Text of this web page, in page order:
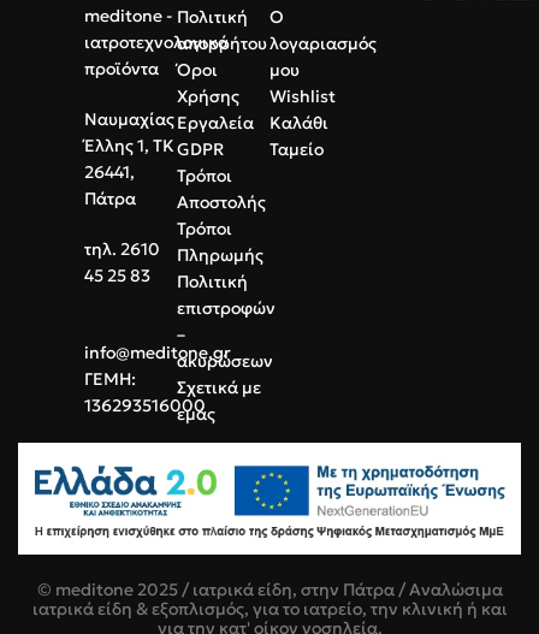
meditone -
ιατροτεχνολογικά
προϊόντα
Ναυμαχίας
Έλλης 1, ΤΚ
26441,
Πάτρα
τηλ. 2610
45 25 83
info@meditone.gr
ΓΕΜΗ:
136293516000
Πολιτική
απορρήτου
Όροι
Χρήσης
Εργαλεία
GDPR
Τρόποι
Αποστολής
Τρόποι
Πληρωμής
Πολιτική
επιστροφών
–
ακυρώσεων
Σχετικά με
εμάς
Ο
λογαριασμός
μου
Wishlist
Καλάθι
Ταμείο
© meditone 2025 / ιατρικά είδη, στην Πάτρα / Αναλώσιμα
ιατρικά είδη & εξοπλισμός, για το ιατρείο, την κλινική ή και
για την κατ' οίκον νοσηλεία.